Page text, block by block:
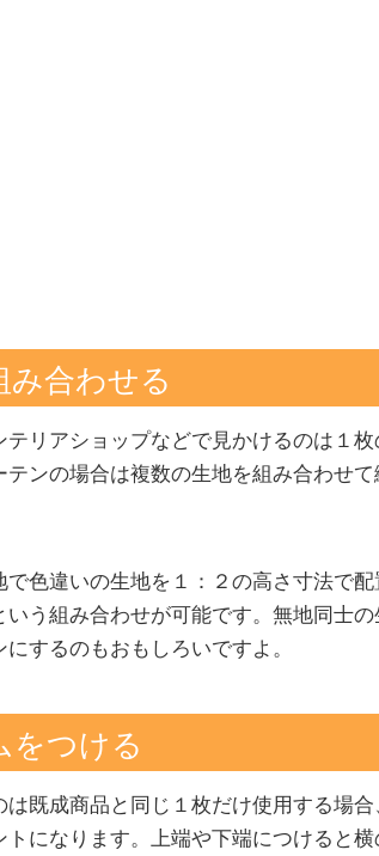
み合わせる
テリアショップなどで見かけるのは１枚
テンの場合は複数の生地を組み合わせ
で色違いの生地を１：２の高さ寸法で
いう組み合わせが可能です。無地同士
するのもおもしろいですよ。
をつける
は既成商品と同じ１枚だけ使用する場
トになります。上端や下端につけると